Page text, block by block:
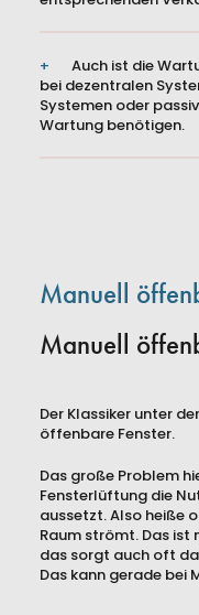
Auch ist die
bei dezentralen
Systemen oder
Wartung benötigen.
Manuell
Manuell
Der Klassiker unter
öffenbare Fenster.
Das große Problem
Fensterlüftung die
aussetzt. Also heiße
Raum strömt. Das ist
das sorgt auch oft
Das kann gerade bei